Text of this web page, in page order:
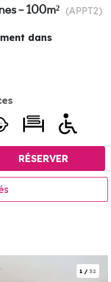
- 100m² (APPT2)
dans
RÉSERVER
1 / 32